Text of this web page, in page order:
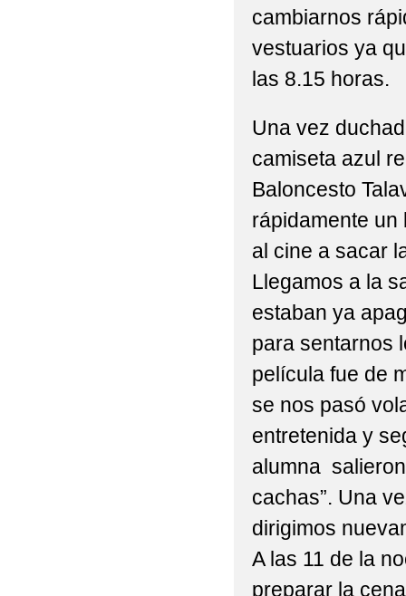
cambiarnos
vestuarios ya
las 8.15 horas.
Una vez
camiseta azul
Baloncesto
rápidamente un
al cine a sacar
Llegamos a la
estaban ya
para sentarnos
película fue de
se nos pasó
entretenida y
alumna
cachas”. Una
dirigimos
A las 11 de la
preparar la